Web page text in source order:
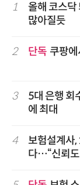
1
올해 코스
많아질듯
2 단독 쿠팡
3
5대 은행
에 최대
4
보험설계사
다…“신뢰